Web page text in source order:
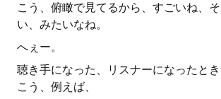
こう、俯瞰で見てるから、すごいね、
い、みたいなね。
へぇー。
聴き手になった、リスナーになったと
こう、例えば、